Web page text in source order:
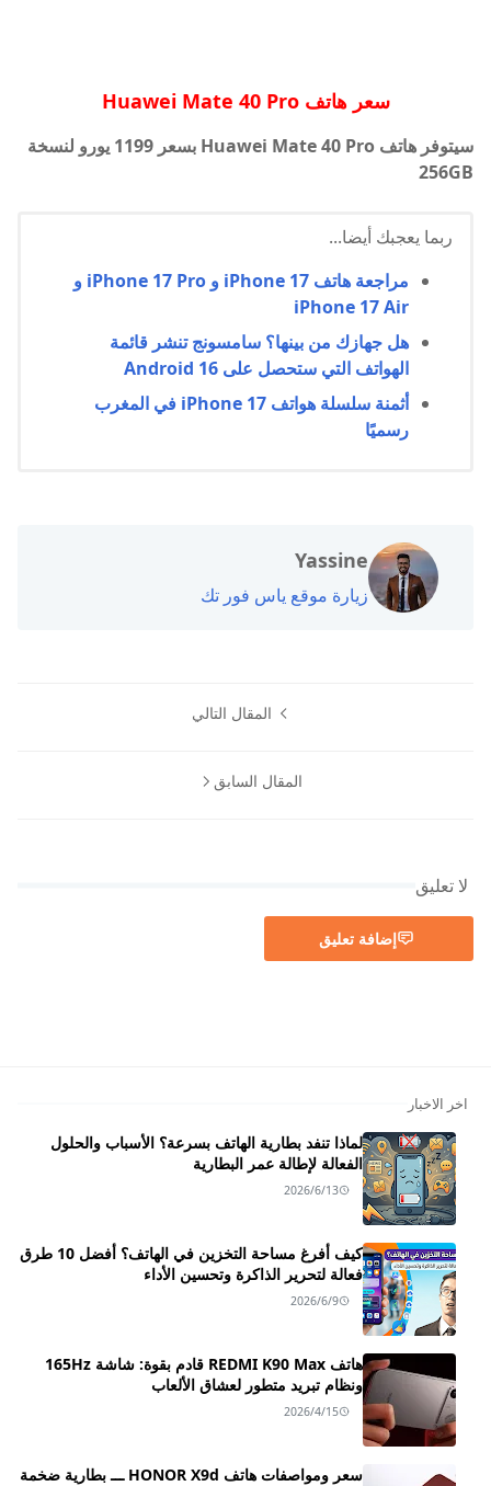
سعر هاتف Huawei Mate 40 Pro
سيتوفر هاتف Huawei Mate 40 Pro بسعر 1199 يورو لنسخة
256GB
ربما يعجبك أيضا...
مراجعة هاتف iPhone 17 و iPhone 17 Pro و
iPhone 17 Air
هل جهازك من بينها؟ سامسونج تنشر قائمة
الهواتف التي ستحصل على Android 16
أثمنة سلسلة هواتف iPhone 17 في المغرب
رسميًا
Yassine
زيارة موقع ياس فور تك
المقال التالي
المقال السابق
لا تعليق
إضافة تعليق
اخر الاخبار
لماذا تنفد بطارية الهاتف بسرعة؟ الأسباب والحلول
الفعالة لإطالة عمر البطارية
2026/6/13
كيف أفرغ مساحة التخزين في الهاتف؟ أفضل 10 طرق
فعالة لتحرير الذاكرة وتحسين الأداء
2026/6/9
هاتف REDMI K90 Max قادم بقوة: شاشة 165Hz
ونظام تبريد متطور لعشاق الألعاب
2026/4/15
سعر ومواصفات هاتف HONOR X9d ـــ بطارية ضخمة